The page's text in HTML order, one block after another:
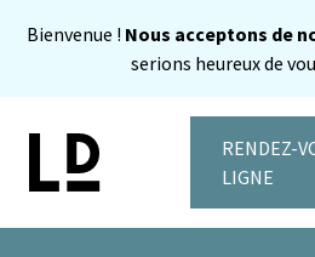
Bienvenue ! Nous acceptons de
serions heureux de
RENDEZ-
LIGNE